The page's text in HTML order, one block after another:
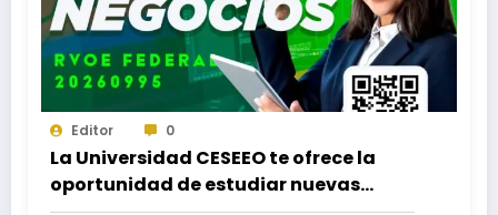
Editor 0
La Universidad CESEEO te ofrece la
oportunidad de estudiar nuevas